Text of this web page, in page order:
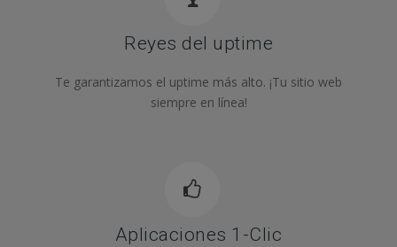
Reyes del uptime
Te garantizamos el uptime más alto. ¡Tu sitio web
siempre en línea!
Aplicaciones 1-Clic